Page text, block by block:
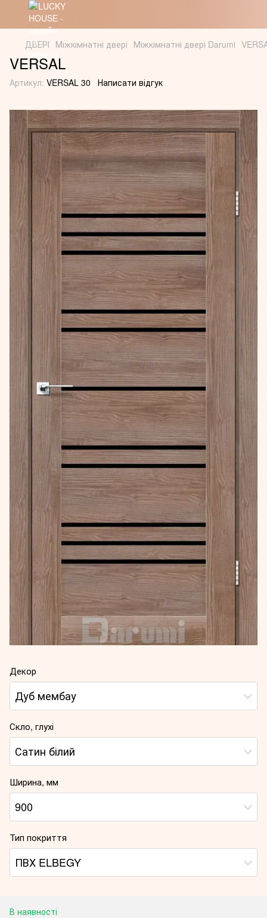
ДВЕРІ Міжкімнатні двері Міжкімнатні двері Darumi
VERSAL
Артикул: VERSAL 30 Написати відгук
Декор
Дуб мембау
Скло, глухі
Сатин білий
Ширина, мм
900
Тип покриття
ПВХ ELBEGY
В наявності